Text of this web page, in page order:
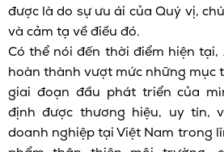
được là do sự ưu ái của Quý vị,
và cảm tạ về điều đó.
Có thể nói đến thời điểm hiện tại,
hoàn thành vượt mức những mục
giai đoạn đầu phát triển của
định được thương hiệu, uy tín,
doanh nghiệp tại Việt Nam trong